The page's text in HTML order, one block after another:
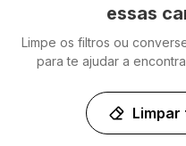
essas
Limpe os filtros ou
para te ajudar a